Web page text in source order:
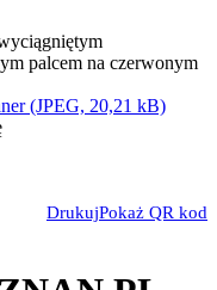
(JPEG, 20,21 kB)
DrukujPokaż QR kod